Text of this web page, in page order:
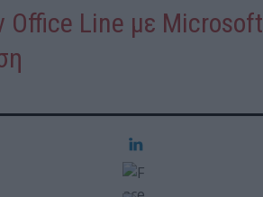
Office Line με Microsoft